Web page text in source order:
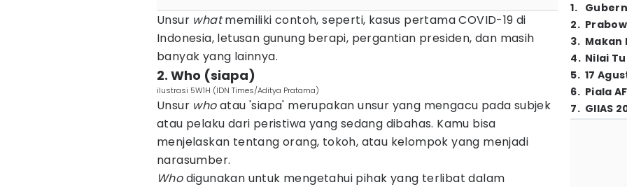
Unsur whatmemiliki contoh, seperti, kasus pertama COVID-19 di
Indonesia, letusan gunung berapi, pergantian presiden, dan masih
banyak yang lainnya.
2. Who (siapa)
ilustrasi 5W1H (IDN Times/Aditya Pratama)
Unsur whoatau 'siapa' merupakan unsur yang mengacu pada subjek
atau pelaku dari peristiwa yang sedang dibahas. Kamu bisa
menjelaskan tentang orang, tokoh, atau kelompok yang menjadi
narasumber.
Whodigunakan untuk mengetahui pihak yang terlibat dalam
1.
2.
3. Makan
4. Nilai
5. 17
6. Piala
7. GIIAS